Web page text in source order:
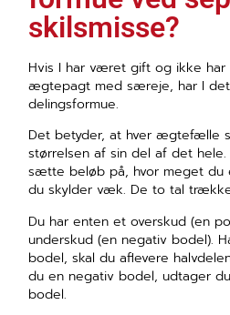
skilsmisse?
Hvis I har været gift og ikke
ægtepagt med særeje, har I
delingsformue.
Det betyder, at hver ægtefælle
størrelsen af sin del af det
sætte beløb på, hvor meget du
du skylder væk. De to tal
Du har enten et overskud (en
underskud (en negativ bodel).
bodel, skal du aflevere
du en negativ bodel, udtager
bodel.